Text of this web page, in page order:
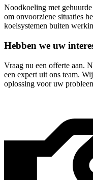
Noodkoeling met
om onvoorziene situaties
koelsystemen buiten
Hebben we uw
Vraag nu een offerte aan.
een expert uit ons team.
oplossing voor uw